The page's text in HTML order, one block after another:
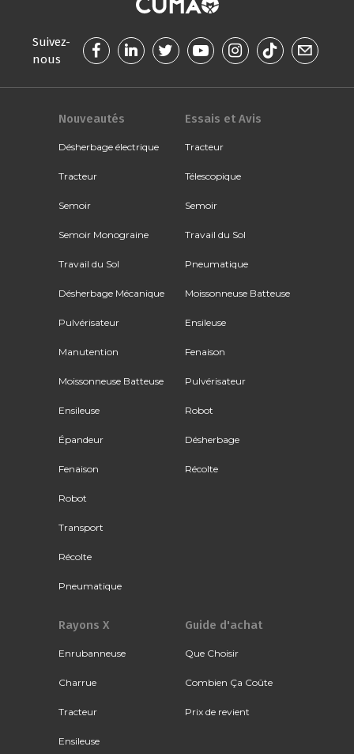
Suivez-
nous
Nouveautés
Désherbage électrique
Tracteur
Semoir
Semoir Monograine
Travail du Sol
Désherbage Mécanique
Pulvérisateur
Manutention
Moissonneuse Batteuse
Ensileuse
Épandeur
Fenaison
Robot
Transport
Récolte
Pneumatique
Essais et Avis
Tracteur
Télescopique
Semoir
Travail du Sol
Pneumatique
Moissonneuse Batteuse
Ensileuse
Fenaison
Pulvérisateur
Robot
Désherbage
Récolte
Rayons X
Enrubanneuse
Charrue
Tracteur
Ensileuse
Guide d'achat
Que Choisir
Combien Ça Coûte
Prix de revient